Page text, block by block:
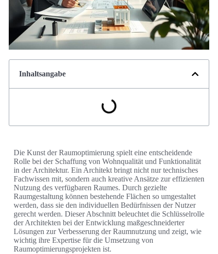
Inhaltsangabe
Die Kunst der Raumoptimierung spielt eine entscheidende
Rolle bei der Schaffung von Wohnqualität und Funktionalität
in der Architektur. Ein Architekt bringt nicht nur technisches
Fachwissen mit, sondern auch kreative Ansätze zur effizienten
Nutzung des verfügbaren Raumes. Durch gezielte
Raumgestaltung können bestehende Flächen so umgestaltet
werden, dass sie den individuellen Bedürfnissen der Nutzer
gerecht werden. Dieser Abschnitt beleuchtet die Schlüsselrolle
der Architekten bei der Entwicklung maßgeschneiderter
Lösungen zur Verbesserung der Raumnutzung und zeigt, wie
wichtig ihre Expertise für die Umsetzung von
Raumoptimierungsprojekten ist.